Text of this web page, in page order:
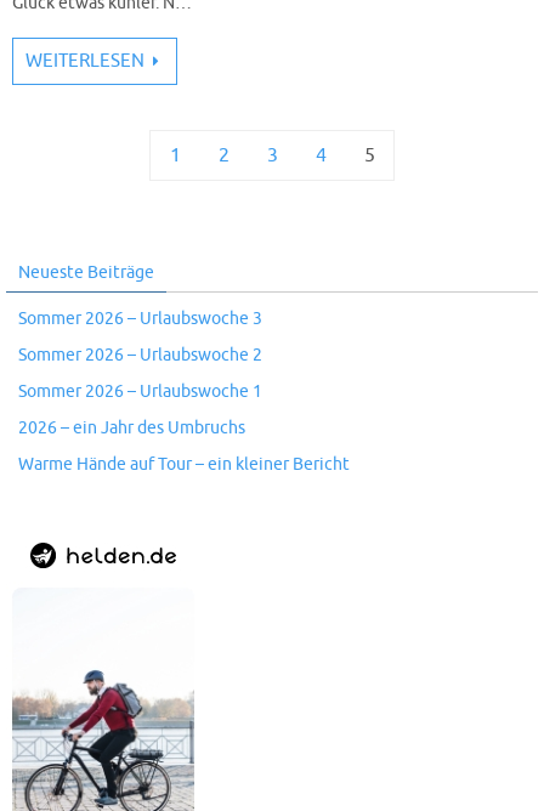
WEITERLESEN
1 2 3 4 5
Neueste Beiträge
Sommer 2026 – Urlaubswoche 3
Sommer 2026 – Urlaubswoche 2
Sommer 2026 – Urlaubswoche 1
2026 – ein Jahr des Umbruchs
Warme Hände auf Tour – ein kleiner Bericht